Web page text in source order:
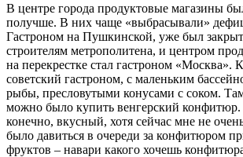
В центре города продуктовые магазины
получше. В них чаще «выбрасывали»
Гастроном на Пушкинской, уже был
строителям метрополитена, и центром
на перекрестке стал гастроном «Москва».
советский гастроном, с маленьким
рыбы, пресловутыми конусами с соком.
можно было купить венгерский
конечно, вкусный, хотя сейчас мне не
было давиться в очереди за конфитюром
фруктов – навари какого хочешь